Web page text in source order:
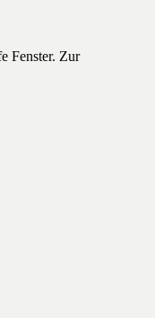
Fenster. Zur